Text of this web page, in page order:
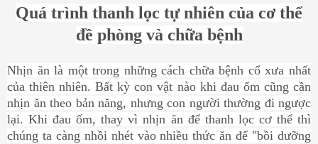
Quá trình thanh lọc tự nhiên của cơ thể
đề phòng và chữa bệnh
Nhịn ăn là một trong những cách chữa bệnh cổ xưa nhất
của thiên nhiên. Bất kỳ con vật nào khi đau ốm cũng cần
nhịn ăn theo bản năng, nhưng con người thường đi ngược
lại. Khi đau ốm, thay vì nhịn ăn để thanh lọc cơ thể thì
chúng ta càng nhồi nhét vào nhiều thức ăn để "bồi dưỡng